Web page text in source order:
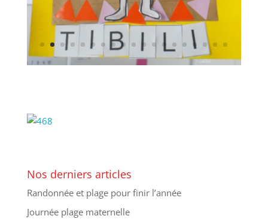
Nos derniers articles
Randonnée et plage pour finir l’année
Journée plage maternelle